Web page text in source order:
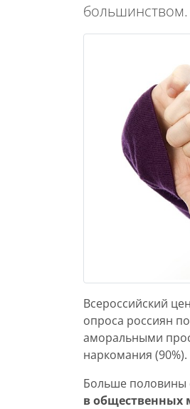
большинством.
Всероссийский
опроса россиян
аморальными
наркомания (90%).
Больше
в общественных